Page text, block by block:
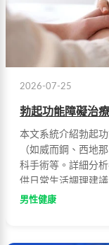
2026-07-25
勃起功能障礙治
本文系統介紹勃起
（如威而鋼、西地
科手術等。詳細分
供日常生活調理建
療方式。
男性健康